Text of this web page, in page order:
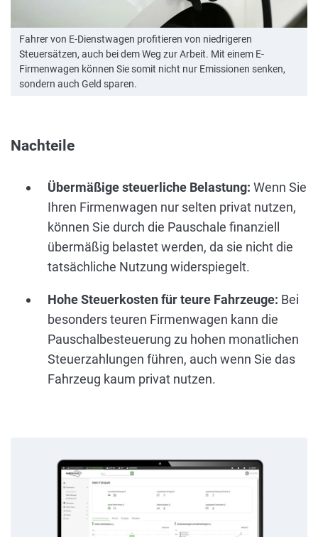
Fahrer von E-Dienstwagen profitieren von niedrigeren
Steuersätzen, auch bei dem Weg zur Arbeit. Mit einem E-
Firmenwagen können Sie somit nicht nur Emissionen senken,
sondern auch Geld sparen.
Nachteile
Übermäßige steuerliche Belastung: Wenn Sie
Ihren Firmenwagen nur selten privat nutzen,
können Sie durch die Pauschale finanziell
übermäßig belastet werden, da sie nicht die
tatsächliche Nutzung widerspiegelt.
Hohe Steuerkosten für teure Fahrzeuge: Bei
besonders teuren Firmenwagen kann die
Pauschalbesteuerung zu hohen monatlichen
Steuerzahlungen führen, auch wenn Sie das
Fahrzeug kaum privat nutzen.